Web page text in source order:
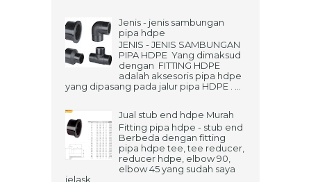
Jenis - jenis sambungan
pipa hdpe
JENIS - JENIS SAMBUNGAN
PIPA HDPE Yang dimaksud
dengan FITTING HDPE
adalah aksesoris pipa hdpe
yang dipasang pada jalur pipa HDPE . ...
Jual stub end hdpe Murah
Fitting pipa hdpe - stub end
Berbeda dengan fitting
pipa hdpe tee, tee reducer,
reducer hdpe, elbow 90,
elbow 45 yang sudah saya
jelask...